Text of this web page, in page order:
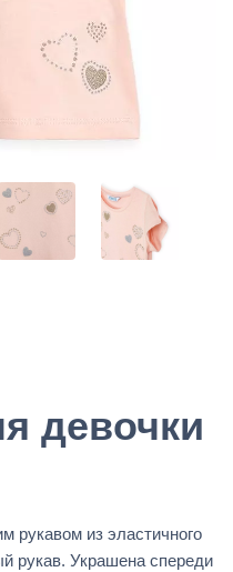
девочки
рукавом из эластичного
рукав. Украшена спереди